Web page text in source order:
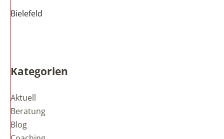
Bielefeld
Kategorien
Aktuell
Beratung
Blog